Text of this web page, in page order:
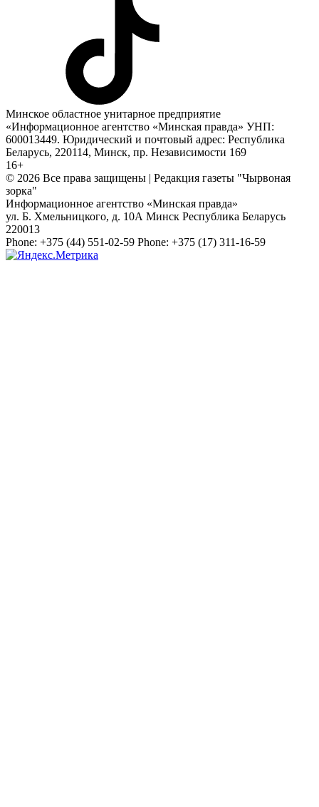
Минское областное унитарное предприятие
«Информационное агентство «Минская правда» УНП:
600013449. Юридический и почтовый адрес: Республика
Беларусь, 220114, Минск, пр. Независимости 169
16+
© 2026 Все права защищены | Редакция газеты "Чырвоная
зорка"
Информационное агентство «Минская правда»
ул. Б. Хмельницкого, д. 10А Минск Республика Беларусь
220013
Phone: +375 (44) 551-02-59 Phone: +375 (17) 311-16-59